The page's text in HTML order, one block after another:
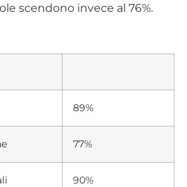
scendono invece al 76%.
89%
77%
90%